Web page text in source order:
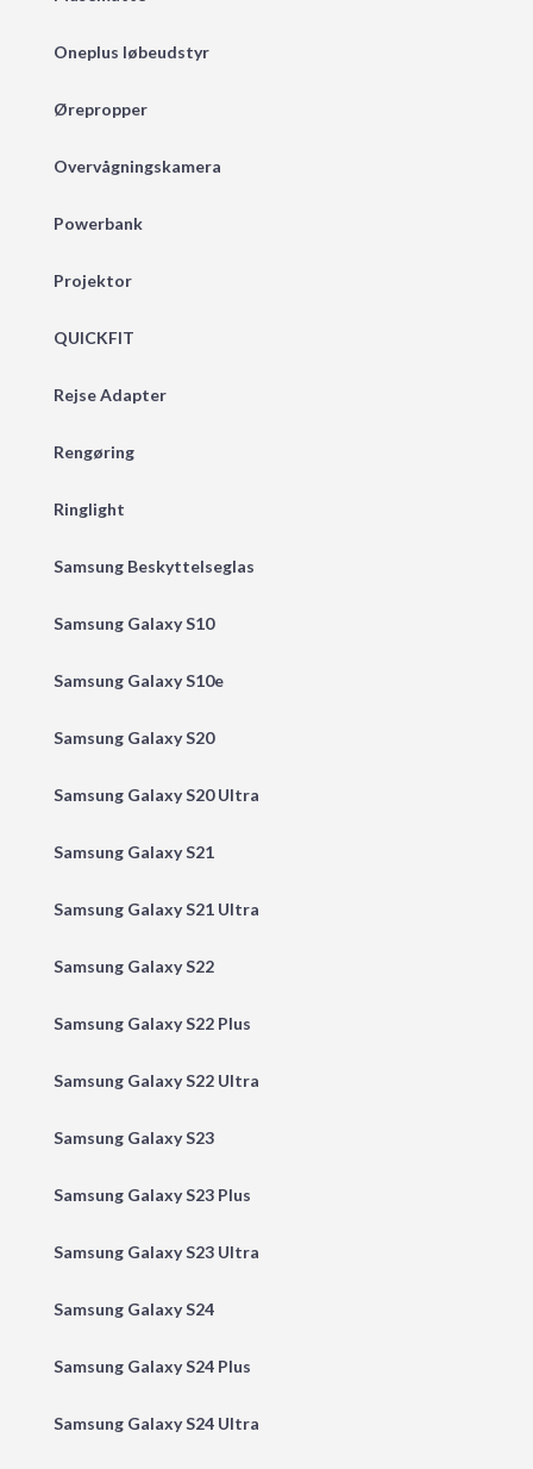
Oneplus løbeudstyr
Ørepropper
Overvågningskamera
Powerbank
Projektor
QUICKFIT
Rejse Adapter
Rengøring
Ringlight
Samsung Beskyttelseglas
Samsung Galaxy S10
Samsung Galaxy S10e
Samsung Galaxy S20
Samsung Galaxy S20 Ultra
Samsung Galaxy S21
Samsung Galaxy S21 Ultra
Samsung Galaxy S22
Samsung Galaxy S22 Plus
Samsung Galaxy S22 Ultra
Samsung Galaxy S23
Samsung Galaxy S23 Plus
Samsung Galaxy S23 Ultra
Samsung Galaxy S24
Samsung Galaxy S24 Plus
Samsung Galaxy S24 Ultra